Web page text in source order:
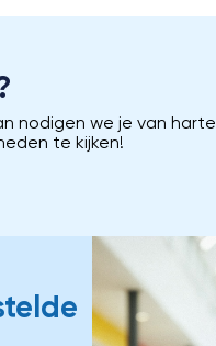
nodigen we je van harte
te kijken!